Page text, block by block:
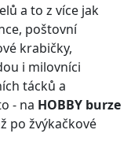
a to z více jak
poštovní
krabičky,
i milovníci
tácků a
- na HOBBY burze
po žvýkačkové